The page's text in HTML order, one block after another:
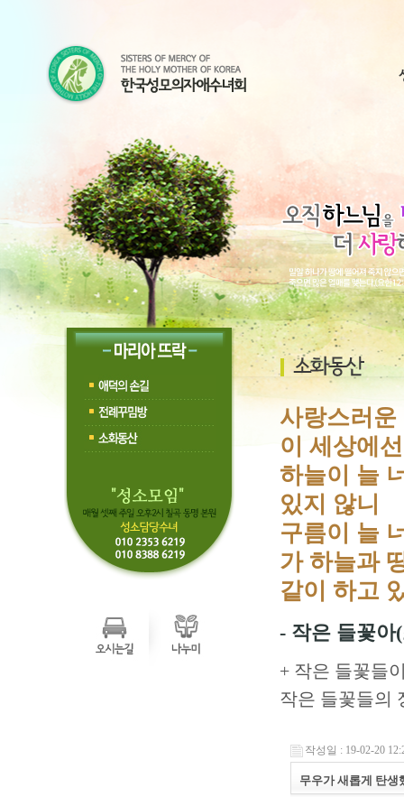
사랑스러
이 세상에
하늘이 늘
있지 않니
구름이 늘
가 하늘과
같이 하고
- 작은 들꽃아
+ 작은 들꽃들
작은 들꽃들의
작성일 : 19-02-20
무우가 새롭게 탄생